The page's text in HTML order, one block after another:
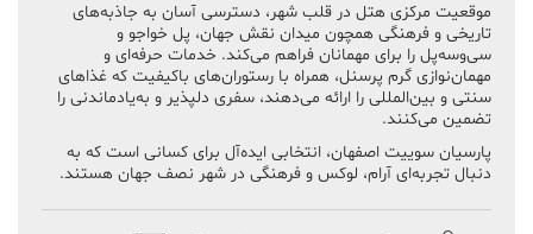
موقعیت مرکزی هتل در قلب شهر، دسترسی آسان به جاذبه‌های
تاریخی و فرهنگی همچون میدان نقش جهان، پل خواجو و
سی‌وسه‌پل را برای مهمانان فراهم می‌کند. خدمات حرفه‌ای و
مهمان‌نوازی گرم پرسنل، همراه با رستوران‌های باکیفیت که غذاهای
سنتی و بین‌المللی را ارائه می‌دهند، سفری دلپذیر و به‌یادماندنی را
تضمین می‌کنند.
پارسیان سوییت اصفهان، انتخابی ایده‌آل برای کسانی است که به
دنبال تجربه‌ای آرام، لوکس و فرهنگی در شهر نصف جهان هستند.